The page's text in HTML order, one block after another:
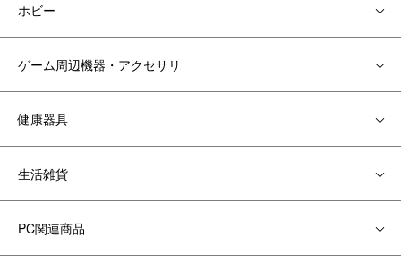
ホビー
ゲーム周辺機器・アクセサリ
健康器具
生活雑貨
PC関連商品